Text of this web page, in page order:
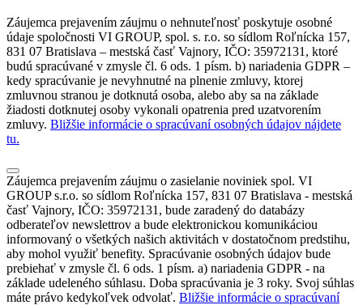
Záujemca prejavením záujmu o nehnuteľnosť poskytuje osobné
údaje spoločnosti VI GROUP, spol. s. r.o. so sídlom Roľnícka 157,
831 07 Bratislava – mestská časť Vajnory, IČO: 35972131, ktoré
budú spracúvané v zmysle čl. 6 ods. 1 písm. b) nariadenia GDPR –
kedy spracúvanie je nevyhnutné na plnenie zmluvy, ktorej
zmluvnou stranou je dotknutá osoba, alebo aby sa na základe
žiadosti dotknutej osoby vykonali opatrenia pred uzatvorením
zmluvy. Bližšie informácie o spracúvaní osobných údajov nájdete
tu.
Záujemca prejavením záujmu o zasielanie noviniek spol. VI
GROUP s.r.o. so sídlom Roľnícka 157, 831 07 Bratislava - mestská
časť Vajnory, IČO: 35972131, bude zaradený do databázy
odberateľov newslettrov a bude elektronickou komunikáciou
informovaný o všetkých našich aktivitách v dostatočnom predstihu,
aby mohol využiť benefity. Spracúvanie osobných údajov bude
prebiehať v zmysle čl. 6 ods. 1 písm. a) nariadenia GDPR - na
základe udeleného súhlasu. Doba spracúvania je 3 roky. Svoj súhlas
máte právo kedykoľvek odvolať. Bližšie informácie o spracúvaní